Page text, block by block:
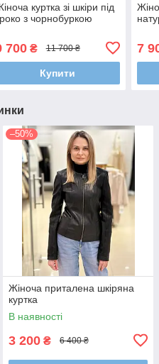
куртка зі шкіри під
з чорнобуркою
700₴ 11 700 ₴
Купити
7
–50%
Жіноча приталена шкіряна
куртка
В наявності
3 200 ₴ 6 400 ₴